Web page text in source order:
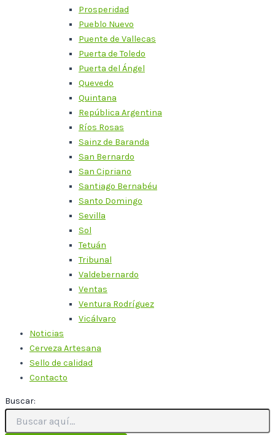
Prosperidad
Pueblo Nuevo
Puente de Vallecas
Puerta de Toledo
Puerta del Ángel
Quevedo
Quintana
República Argentina
Ríos Rosas
Sainz de Baranda
San Bernardo
San Cipriano
Santiago Bernabéu
Santo Domingo
Sevilla
Sol
Tetuán
Tribunal
Valdebernardo
Ventas
Ventura Rodríguez
Vicálvaro
Noticias
Cerveza Artesana
Sello de calidad
Contacto
Buscar: